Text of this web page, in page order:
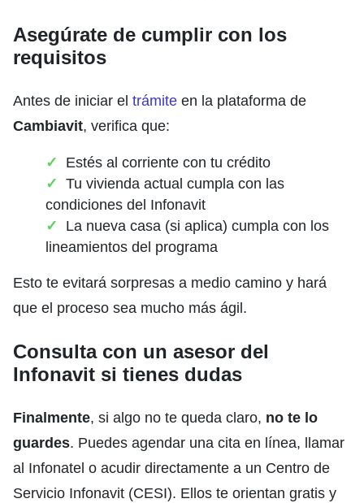
Asegúrate de cumplir con los
requisitos
Antes de iniciar el trámite en la plataforma de
Cambiavit, verifica que:
Estés al corriente con tu crédito
Tu vivienda actual cumpla con las
condiciones del Infonavit
La nueva casa (si aplica) cumpla con los
lineamientos del programa
Esto te evitará sorpresas a medio camino y hará
que el proceso sea mucho más ágil.
Consulta con un asesor del
Infonavit si tienes dudas
Finalmente, si algo no te queda claro, no te lo
guardes. Puedes agendar una cita en línea, llamar
al Infonatel o acudir directamente a un Centro de
Servicio Infonavit (CESI). Ellos te orientan gratis y